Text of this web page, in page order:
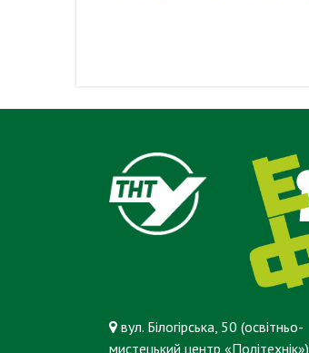
вул. Білогірська, 50 (освітньо-
мистецький центр «Політехнік»),